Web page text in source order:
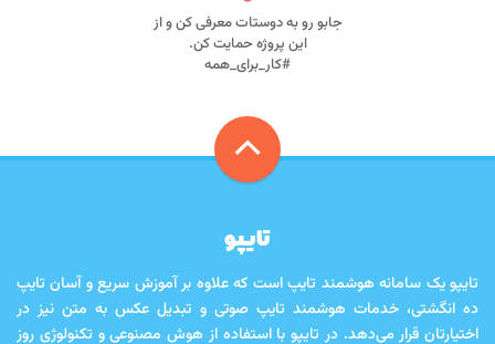
جابو رو به دوستات معرفی کن و از
این پروژه حمایت کن.
#کار_برای_همه
تایپو
تایپو یک سامانه هوشمند تایپ است که علاوه بر آموزش سریع و آسان تایپ
ده انگشتی، خدمات هوشمند تایپ صوتی و تبدیل عکس به متن نیز در
اختیارتان قرار می‌دهد. در تایپو با استفاده از هوش مصنوعی و تکنولوژی روز